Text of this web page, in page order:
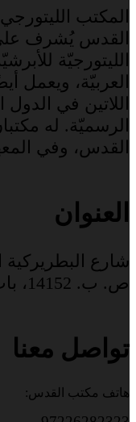
المكتب الليتورجي
القدس يُشرف
الليتورجيّة
العربيّة، ويعمل
اللاتين في
الرسميّة. له
القدس، وفي
العنوان
شارع البطريركية
ص. ب. 14152، باب الخليل، القدس 9114101
تواصل معنا
هاتف مكتب القدس: